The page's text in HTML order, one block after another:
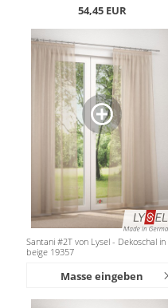
54,45 EUR
Santani #2T von Lysel - Dekoschal in
beige 19357
Masse eingeben